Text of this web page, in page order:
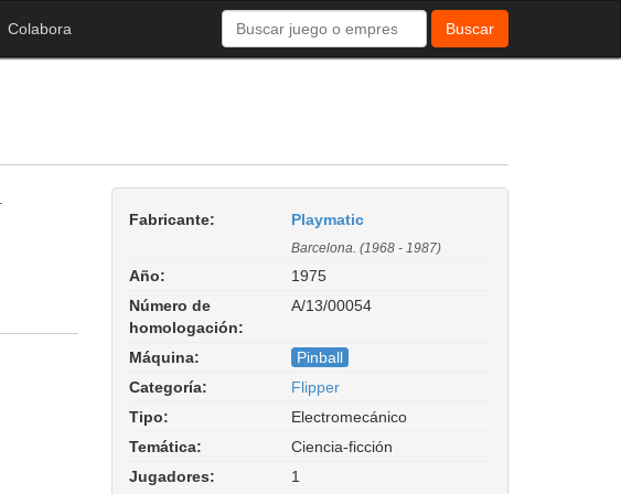
Colabora Buscar
Fabricante: Playmatic
Barcelona. (1968 - 1987)
Año:
1975
Número de
homologación:
A/13/00054
Máquina:
Pinball
Categoría:
Flipper
Tipo:
Electromecánico
Temática:
Ciencia-ficción
Jugadores:
1